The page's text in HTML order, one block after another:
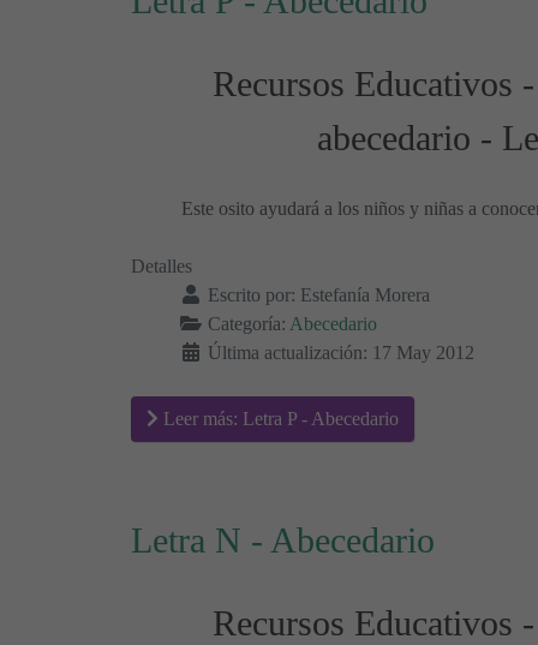
Recursos Educativos
abecedario -
Este osito ayudará a los niños y niñas a
Detalles
Escrito por: Estefanía Morera
Categoría: Abecedario
Última actualización: 17 May 2012
Leer más: Letra P - Abecedario
Letra N - Abecedario
Recursos Educativos